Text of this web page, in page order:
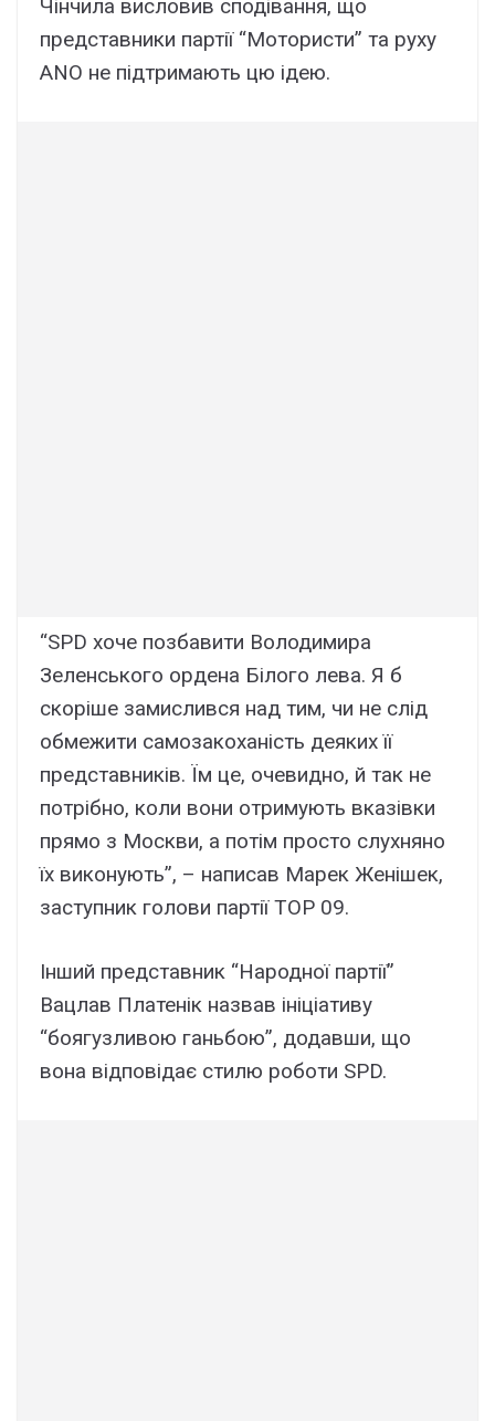
Чінчила висловив сподівання, що
представники партії “Мотористи” та руху
ANO не підтримають цю ідею.
“SPD хоче позбавити Володимира
Зеленського ордена Білого лева. Я б
скоріше замислився над тим, чи не слід
обмежити самозакоханість деяких її
представників. Їм це, очевидно, й так не
потрібно, коли вони отримують вказівки
прямо з Москви, а потім просто слухняно
їх виконують”, – написав Марек Женішек,
заступник голови партії TOP 09.
Інший представник “Народної партії”
Вацлав Платенік назвав ініціативу
“боягузливою ганьбою”, додавши, що
вона відповідає стилю роботи SPD.